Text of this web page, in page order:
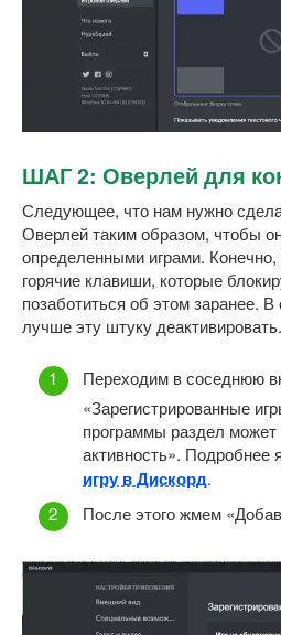
ШАГ 2: Оверлей для
Следующее, что нам нужно
Оверлей таким образом, чтобы
определенными играми.
горячие клавиши, которые
позаботиться об этом заранее.
лучше эту штуку деактивировать.
Переходим в соседнюю
«Зарегистрированные
программы раздел может
активность». Подробнее
игру в Дискорд.
После этого жмем